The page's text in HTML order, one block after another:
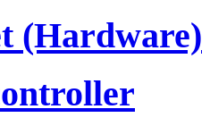
(Hardware)